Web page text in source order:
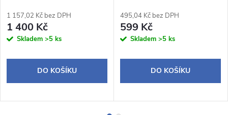
1 157,02 Kč bez DPH
1 400 Kč
Skladem >5 ks
DO KOŠÍKU
495,04 Kč bez DPH
599 Kč
Skladem >5 ks
DO KOŠÍKU